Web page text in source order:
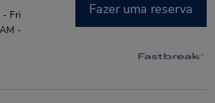
- Fri
-
Fazer uma reserva